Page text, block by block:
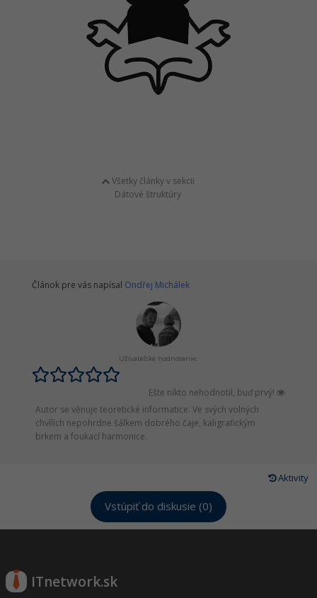
Všetky články v sekcii
Dátové štruktúry
Článok pre vás napísal Ondřej Michálek
Užívateľské hodnotenie:
Ešte nikto nehodnotil, buď prvý!
Autor se věnuje teoretické informatice. Ve svých volných
chvílích nepohrdne šálkem dobrého čaje, kaligrafickým
brkem a foukací harmonice.
Aktivity
Vstúpiť do diskusie (0)
ITnetwork.sk